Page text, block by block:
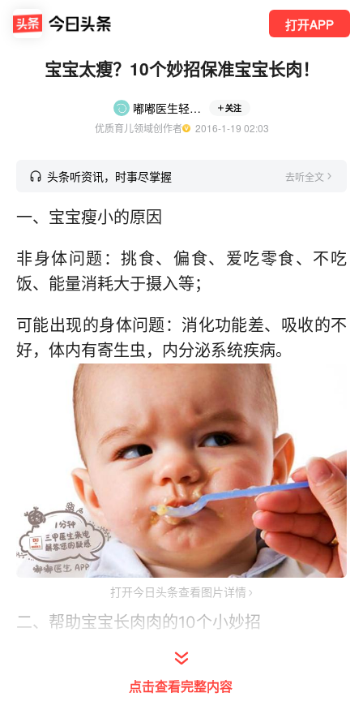
打开APP
宝宝太瘦？10个妙招保准宝宝长肉！
嘟嘟医生轻松孕育 关注
优质育儿领域创作者
  2016-1-19 02:03
头条听资讯，时事尽掌握 去听全文
一、宝宝瘦小的原因
非身体问题：挑食、偏食、爱吃零食、不吃
饭、能量消耗大于摄入等；
可能出现的身体问题：消化功能差、吸收的不
好，体内有寄生虫，内分泌系统疾病。
打开今日头条查看图片详情
二、帮助宝宝长肉肉的10个小妙招
首先，宝爸宝妈要带宝宝去做一个全面的身体
检查，了解宝宝消化系统、脾、胃等健康状
点击查看完整内容